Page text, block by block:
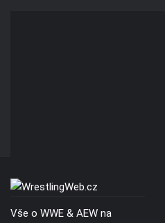
Vše o WWE & AEW na